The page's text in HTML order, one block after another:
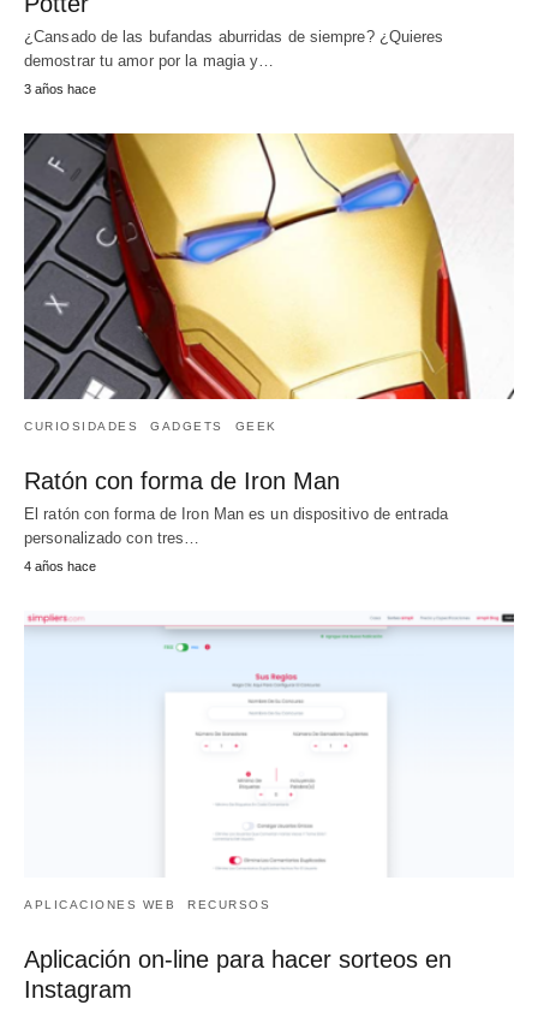
¿Cansado de las bufandas aburridas de siempre? ¿Quieres
demostrar tu amor por la magia y…
3 años hace
CURIOSIDADES GADGETS GEEK
Ratón con forma de Iron Man
El ratón con forma de Iron Man es un dispositivo de entrada
personalizado con tres…
4 años hace
APLICACIONES WEB RECURSOS
Aplicación on-line para hacer sorteos en
Instagram